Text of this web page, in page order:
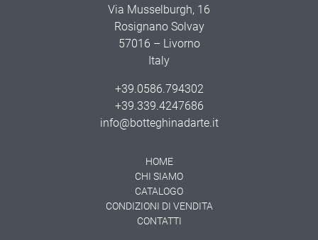
Via Musselburgh, 16
Rosignano Solvay
57016 – Livorno
Italy
+39.0586.794302
+39.339.4247686
info@botteghinadarte.it
HOME
CHI SIAMO
CATALOGO
CONDIZIONI DI VENDITA
CONTATTI